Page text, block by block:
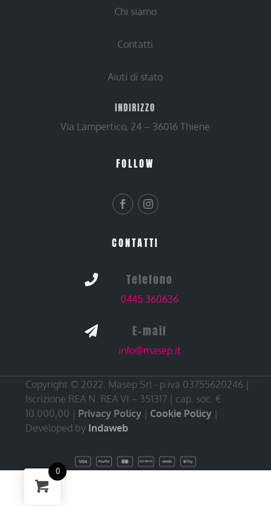
Chi siamo
Contatti
Aiuti di stato
INDIRIZZO
Via Lampertico, 24 – 36016 Thiene
FOLLOW
CONTATTI
 Telefono
0445 360636
 E-mail
info@masep.it
Copyright © 2022. Masep Srl - p.iva 03755620246 |
Iscrizione REA N. REA VI – 351317 | cap. soc. €
10.000,00 | Privacy Policy | Cookie Policy |
Developed by Indaweb
0